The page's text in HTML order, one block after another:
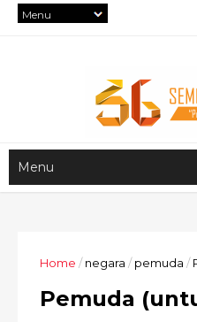
Home / negara / pemuda /
Pemuda